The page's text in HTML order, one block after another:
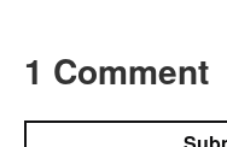
1 Comment